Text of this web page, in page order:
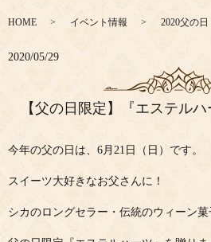
HOME イベント情報 2020父の日
2020/05/29
【父の日限定】『エステル
今年の父の日は、6月21日（日）です。
スイーツ大好きなお父さんに！
シカのロングセラー・伝統のウィーン菓